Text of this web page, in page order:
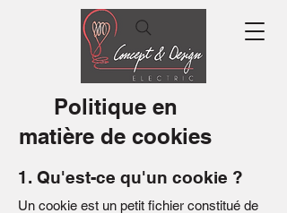
Politique en
matière de cookies
1. Qu'est-ce qu'un cookie ?
Un cookie est un petit fichier constitué de